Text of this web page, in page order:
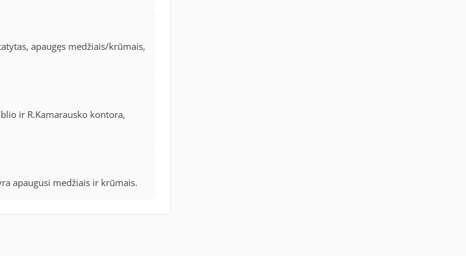
apaugęs medžiais/krūmais,
ir R.Kamarausko kontora,
apaugusi medžiais ir krūmais.